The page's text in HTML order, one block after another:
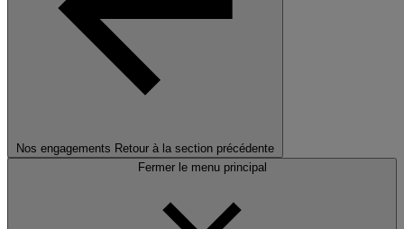
Nos engagements Retour à la section précédente
Fermer le menu principal